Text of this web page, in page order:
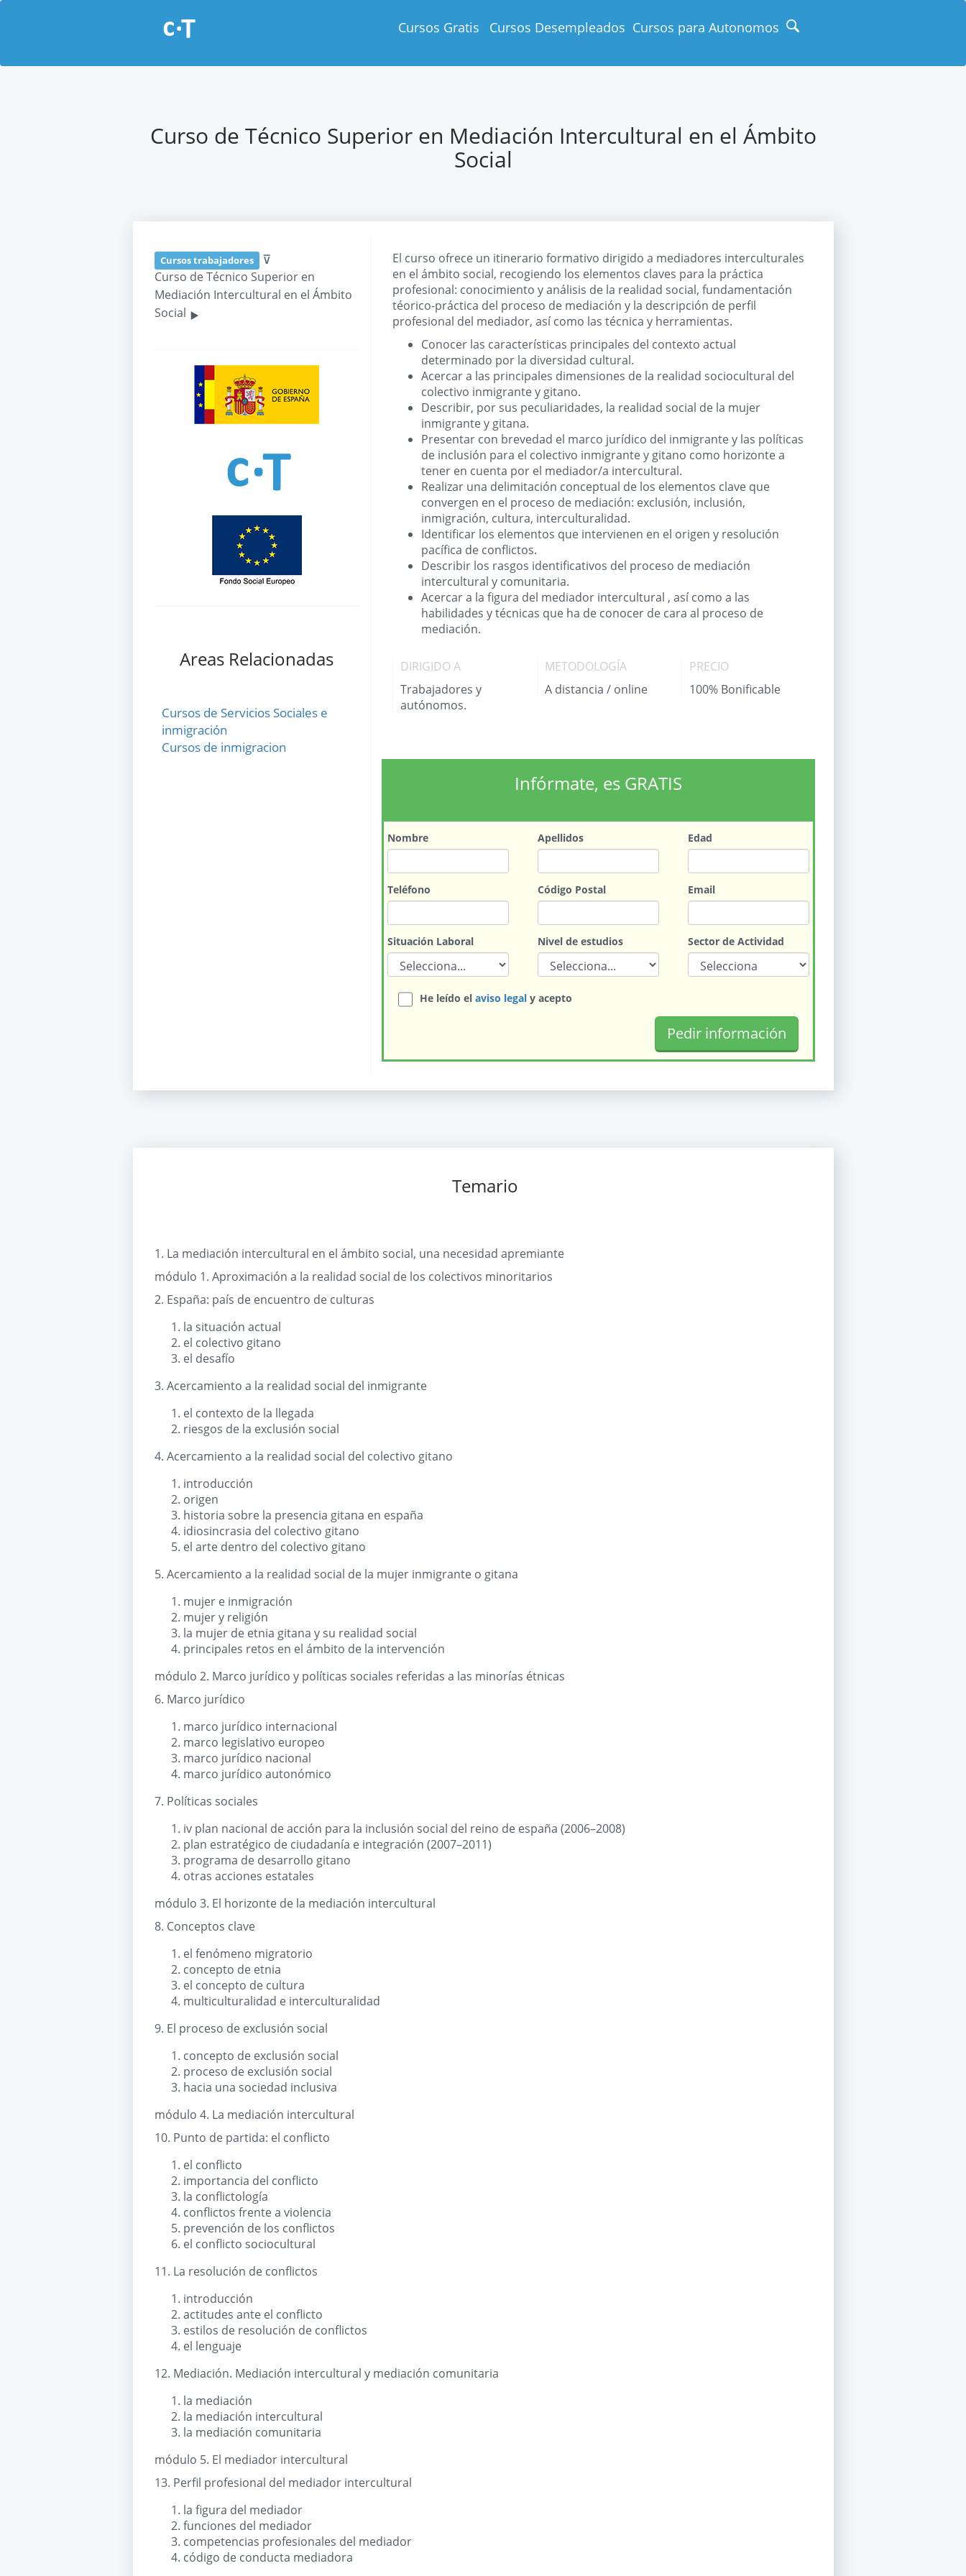
Cursos Gratis Cursos Desempleados Cursos para Autonomos
Curso de Técnico Superior en Mediación Intercultural en el Ámbito
Social
El curso ofrece un itinerario formativo dirigido a mediadores interculturales
en el ámbito social, recogiendo los elementos claves para la práctica
profesional: conocimiento y análisis de la realidad social, fundamentación
téorico-práctica del proceso de mediación y la descripción de perfil
profesional del mediador, así como las técnica y herramientas.
Conocer las características principales del contexto actual
determinado por la diversidad cultural.
Acercar a las principales dimensiones de la realidad sociocultural del
colectivo inmigrante y gitano.
Describir, por sus peculiaridades, la realidad social de la mujer
inmigrante y gitana.
Presentar con brevedad el marco jurídico del inmigrante y las políticas
de inclusión para el colectivo inmigrante y gitano como horizonte a
tener en cuenta por el mediador/a intercultural.
Realizar una delimitación conceptual de los elementos clave que
convergen en el proceso de mediación: exclusión, inclusión,
inmigración, cultura, interculturalidad.
Identificar los elementos que intervienen en el origen y resolución
pacífica de conflictos.
Describir los rasgos identificativos del proceso de mediación
intercultural y comunitaria.
Acercar a la figura del mediador intercultural , así como a las
habilidades y técnicas que ha de conocer de cara al proceso de
mediación.
DIRIGIDO A
Trabajadores y
autónomos.
METODOLOGÍA
A distancia / online
PRECIO
100% Bonificable
Infórmate, es GRATIS
Nombre Apellidos Edad
Teléfono Código Postal Email
Situación Laboral Nivel de estudios Sector de Actividad
He leído elaviso legal y acepto
Cursos trabajadores ⊽
Curso de Técnico Superior en
Mediación Intercultural en el Ámbito
Social ‣
Areas Relacionadas
Cursos de Servicios Sociales e
inmigración
Cursos de inmigracion
Temario
1. La mediación intercultural en el ámbito social, una necesidad apremiante
módulo 1. Aproximación a la realidad social de los colectivos minoritarios
2. España: país de encuentro de culturas
la situación actual
el colectivo gitano
el desafío
3. Acercamiento a la realidad social del inmigrante
el contexto de la llegada
riesgos de la exclusión social
4. Acercamiento a la realidad social del colectivo gitano
introducción
origen
historia sobre la presencia gitana en españa
idiosincrasia del colectivo gitano
el arte dentro del colectivo gitano
5. Acercamiento a la realidad social de la mujer inmigrante o gitana
mujer e inmigración
mujer y religión
la mujer de etnia gitana y su realidad social
principales retos en el ámbito de la intervención
módulo 2. Marco jurídico y políticas sociales referidas a las minorías étnicas
6. Marco jurídico
marco jurídico internacional
marco legislativo europeo
marco jurídico nacional
marco jurídico autonómico
7. Políticas sociales
iv plan nacional de acción para la inclusión social del reino de españa (2006–2008)
plan estratégico de ciudadanía e integración (2007–2011)
programa de desarrollo gitano
otras acciones estatales
módulo 3. El horizonte de la mediación intercultural
8. Conceptos clave
el fenómeno migratorio
concepto de etnia
el concepto de cultura
multiculturalidad e interculturalidad
9. El proceso de exclusión social
concepto de exclusión social
proceso de exclusión social
hacia una sociedad inclusiva
módulo 4. La mediación intercultural
10. Punto de partida: el conflicto
el conflicto
importancia del conflicto
la conflictología
conflictos frente a violencia
prevención de los conflictos
el conflicto sociocultural
11. La resolución de conflictos
introducción
actitudes ante el conflicto
estilos de resolución de conflictos
el lenguaje
12. Mediación. Mediación intercultural y mediación comunitaria
la mediación
la mediación intercultural
la mediación comunitaria
módulo 5. El mediador intercultural
13. Perfil profesional del mediador intercultural
la figura del mediador
funciones del mediador
competencias profesionales del mediador
código de conducta mediadora